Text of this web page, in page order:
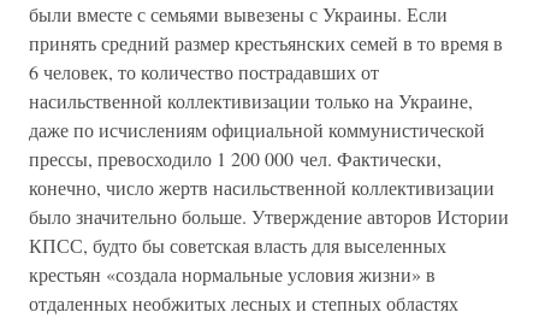
были вместе с семьями вывезены с Украины. Если
принять средний размер крестьянских семей в то время в
6 человек, то количество пострадавших от
насильственной коллективизации только на Украине,
даже по исчислениям официальной коммунистической
прессы, превосходило 1 200 000 чел. Фактически,
конечно, число жертв насильственной коллективизации
было значительно больше. Утверждение авторов Истории
КПСС, будто бы советская власть для выселенных
крестьян «создала нормальные условия жизни» в
отдаленных необжитых лесных и степных областях